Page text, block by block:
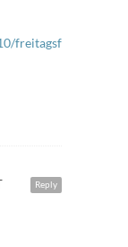
freitagsfuller-
Reply